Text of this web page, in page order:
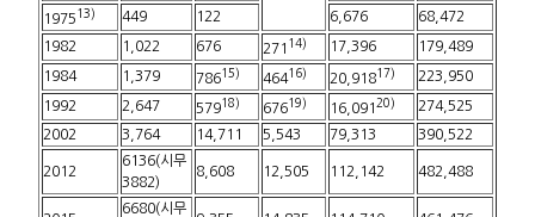
1975 13) 449 122 6,676 68,472
1982 1,022 676 271 14) 17,396 179,489
1984 1,379 78615) 46416) 20,91817) 223,950
1992 2,647 57918) 67619) 16,091 20)
274,525
2002
3,764 14,711 5,543 79,313 390,522
2012
6136(시무
3882)
8,608 12,505 112,142 482,488
6680(시무